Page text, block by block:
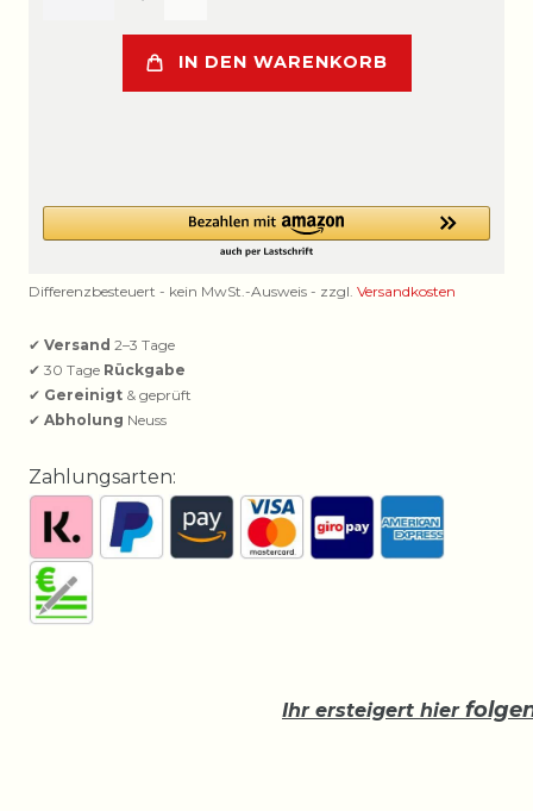
IN DEN WARENKORB
Differenzbesteuert - kein MwSt.-Ausweis - zzgl. Versandkosten
✔ Versand 2–3 Tage
✔ 30 Tage Rückgabe
✔ Gereinigt & geprüft
✔ Abholung Neuss
Zahlungsarten:
Ihr ersteigert hier